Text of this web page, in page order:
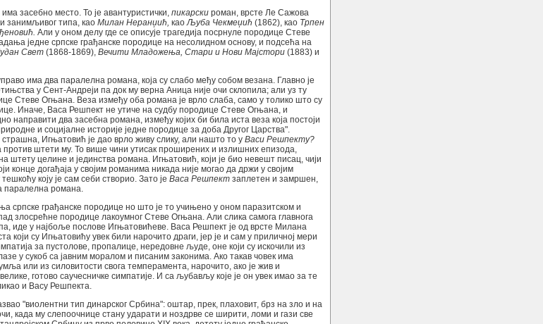
има засебно место. То је авантуристички, пикарски роман, врсте Ле Сажова
занимљивог типа, као Милан Неранџић, каоЉуба Чекмеџић (1862), као Трпен
Али у оном делу где се описује трагедија посрнуле породице Стеве
једне српске грађанске породице на несолидном основу, и подсећа на
Свет (1868-1869), Вечити Младожења, Стари и Нови Мајстори (1883) и
има два паралелна романа, која су слабо међу собом везана. Главно је
у Сент-Андреји па док му верна Аница није очи склопила; али уз ту
Стеве Огњана. Веза између оба романа је врло слаба, само у толико што су
Иначе, Васа Решпект не утиче на судбу породице Стеве Огњана, и
направити два засебна романа, између којих би била иста веза која постоји
и социјалне историје једне породице за доба Другог Царства".
Игњатовић је дао врло живу слику, али нашто то у Васи Решпекту?
штети му. То више чини утисак проширених и излишних епизода,
штету целине и јединства романа. Игњатовић, који је био невешт писац, чији
конце догађаја у својим романима никада није могао да држи у својим
коју је сам себи створио. Зато је Васа Решпект заплетен и замршен,
паралелна романа.
српске грађанске породице но што је то учињено у оном паразитском и
злосрећне породице лакоумног Стеве Огњана. Али слика самога главнога
иде у најбоље послове Игњатовићеве. Васа Решпект је од врсте Милана
који су Игњатовићу увек били нарочито драги, јер је и сам у приличној мери
за пустолове, пропалице, нередовне људе, оне који су искочили из
у сукоб са јавним моралом и писаним законима. Ако такав човек има
или из силовитости свога темперамента, нарочито, ако је жив и
готово саучесничке симпатије. И са љубављу које је он увек имао за те
и Васу Решпекта.
"виолентни тип динарског Србина": оштар, прек, плаховит, брз на зло и на
када му слепоочнице стану ударати и ноздрве се ширити, ломи и гази све